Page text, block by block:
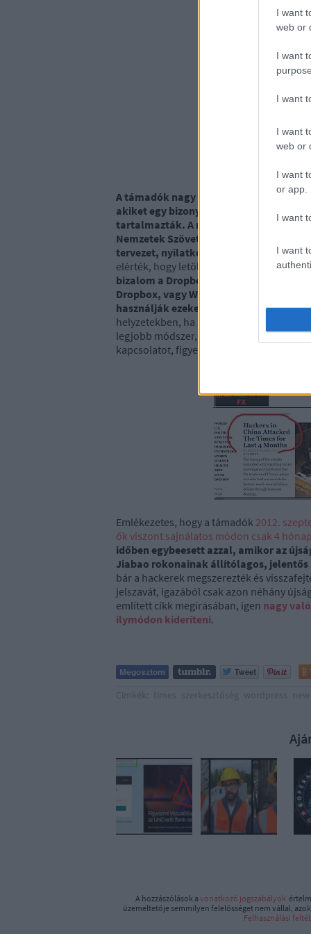
I want
web or
I want
I want
I want
web or
I want
or app.
I want
I want
A támadók nagy számú
akiket egy bizonyos szakmai téma
tartalmazták. A megfelelően
Nemzetek Szövetsége) és az USA
tervezet, nyilatkozat volt, amely
elérték, hogy letöltsenek és kattintsanak
bizalom a Dropbox irányába, ezért a
Dropbox, vagy Wordpress alapú
használják ezeket
, így egy-egy
helyzetekben, ha már valahol egy éppen
legjobb módszer, ha a hasonló profilú
kapcsolatot, figyelmeztetik egymást az
Emlékezetes, hogy a támadók 2012.
ők viszont sajnálatos módon csak 4
időben egybeesett azzal, amikor az
Jiabao rokonainak állítólagos, jelentős
bár a hackerek megszerezték és
jelszavát, igazából csak azon néhány
említett cikk megírásában, igen nagy
ilymódon kideríteni.
A hozzászólások a vonatkozó jogszabályok
üzemeltetője semmilyen felelősséget nem vállal,
Felhasználási